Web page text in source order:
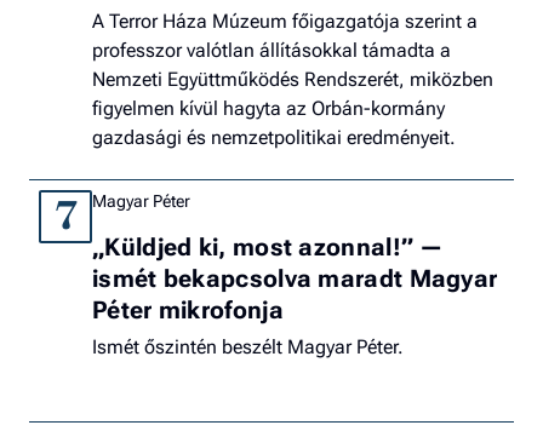
A Terror Háza Múzeum főigazgatója szerint a
professzor valótlan állításokkal támadta a
Nemzeti Együttműködés Rendszerét, miközben
figyelmen kívül hagyta az Orbán-kormány
gazdasági és nemzetpolitikai eredményeit.
7 Magyar Péter
„Küldjed ki, most azonnal!” —
ismét bekapcsolva maradt Magyar
Péter mikrofonja
Ismét őszintén beszélt Magyar Péter.